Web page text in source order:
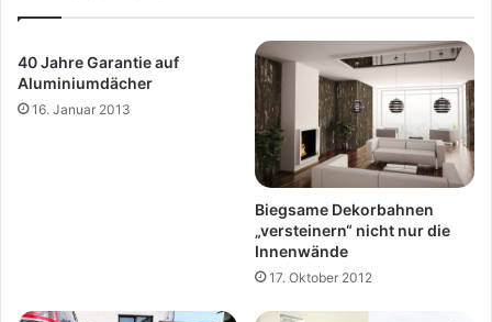
40 Jahre Garantie auf
Aluminiumdächer
16. Januar 2013
Biegsame Dekorbahnen
„versteinern“ nicht nur die
Innenwände
17. Oktober 2012